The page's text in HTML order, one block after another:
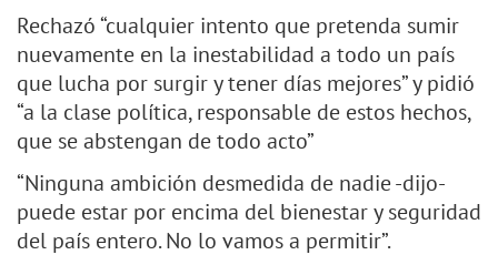
Rechazó “cualquier intento que pretenda sumir
nuevamente en la inestabilidad a todo un país
que lucha por surgir y tener días mejores” y pidió
“a la clase política, responsable de estos hechos,
que se abstengan de todo acto”
“Ninguna ambición desmedida de nadie -dijo-
puede estar por encima del bienestar y seguridad
del país entero. No lo vamos a permitir”.